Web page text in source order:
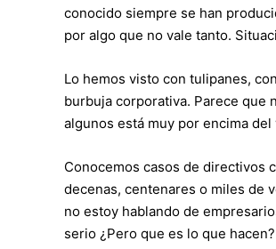
conocido siempre se han
por algo que no vale tanto.
Lo hemos visto con tulipanes,
burbuja corporativa. Parece que
algunos está muy por encima
Conocemos casos de directivos
decenas, centenares o miles de
no estoy hablando de
serio ¿Pero que es lo que